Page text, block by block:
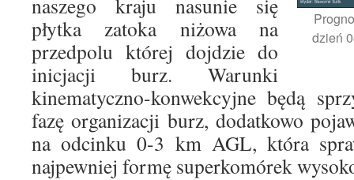
dzień
naszego kraju nasunie się
płytka zatoka niżowa na
przedpolu której dojdzie do
inicjacji burz. Warunki
kinematyczno-konwekcyjne będą
fazę organizacji burz, dodatkowo
na odcinku 0-3 km AGL, która
najpewniej formę superkomórek